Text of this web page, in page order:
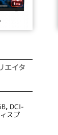
エイタ
, DCI-
スプ